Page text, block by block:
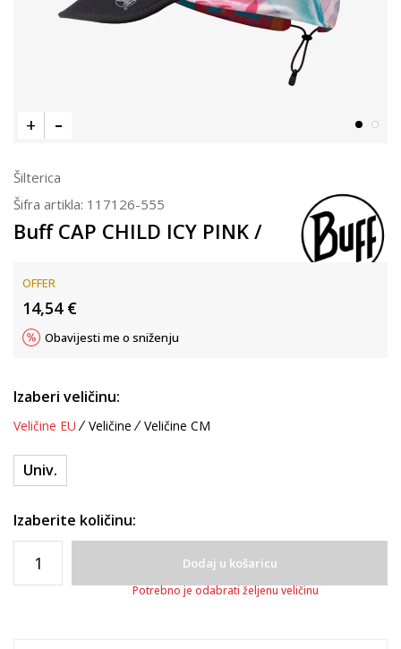
Šilterica
Šifra artikla: 117126-555
Buff CAP CHILD ICY PINK /
OFFER
14,54 €
Obavijesti me o sniženju
Izaberi veličinu:
Veličine EU Veličine Veličine CM
Univ.
Izaberite količinu:
Dodaj u košaricu
Potrebno je odabrati željenu veličinu